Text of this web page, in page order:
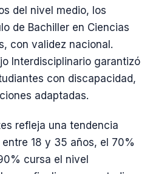
del nivel medio, los
de Bachiller en Ciencias
con validez nacional.
Interdisciplinario garantizó
con discapacidad,
adaptadas.
refleja una tendencia
18 y 35 años, el 70%
cursa el nivel